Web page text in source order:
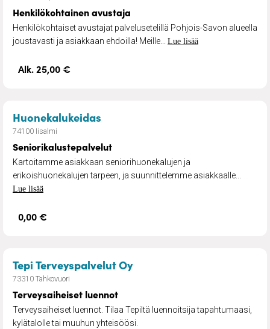
Henkilökohtainen avustaja
Henkilökohtaiset avustajat palvelusetelillä Pohjois-Savon alueella
joustavasti ja asiakkaan ehdoilla! Meille... Lue lisää
Alk. 25,00 €
Huonekalukeidas
74100 Iisalmi
Seniorikalustepalvelut
Kartoitamme asiakkaan seniorihuonekalujen ja
erikoishuonekalujen tarpeen, ja suunnittelemme asiakkaalle...
Lue lisää
0,00 €
Tepi Terveyspalvelut Oy– Terveysaiheiset luennot
73310 Tahkovuori
Terveysaiheiset luennot
Terveysaiheiset luennot. Tilaa Tepiltä luennoitsija tapahtumaasi,
kylätalolle tai muuhun yhteisöösi.